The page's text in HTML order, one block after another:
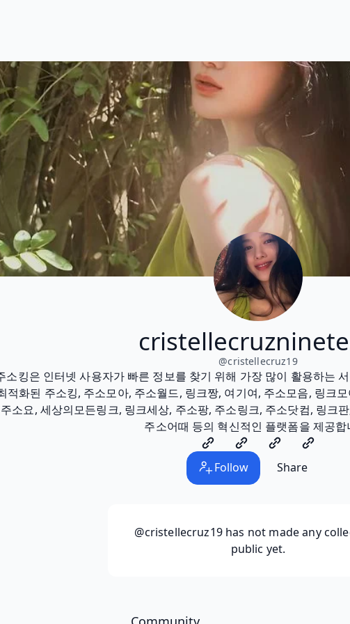
@cristellecruz19
소킹은 인터넷 사용자가 빠른 정보를 찾기 위해 가장 많이 활용하는
적화된 주소킹, 주소모아, 주소월드, 링크짱, 여기여, 주소모음, 링크
소요, 세상의모든링크, 링크세상, 주소팡, 주소링크, 주소닷컴, 링크
주소어때 등의 혁신적인 플랫폼을 제공합
Follow Share
@cristellecruz19has not made any
public yet.